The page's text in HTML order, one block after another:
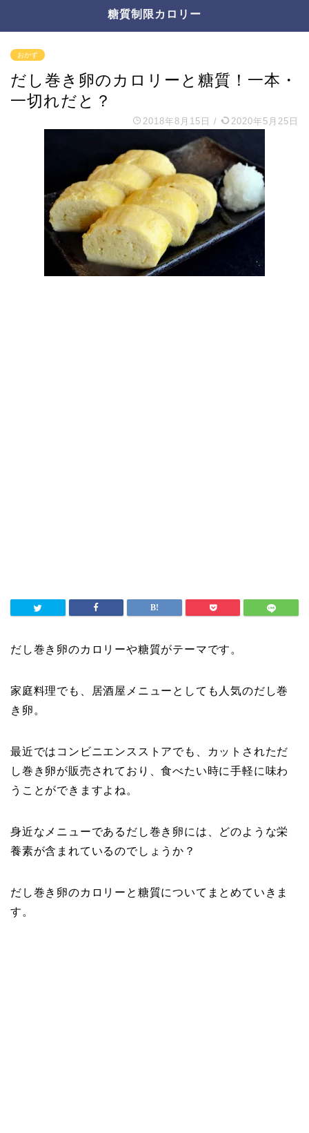
糖質制限カロリー
おかず
だし巻き卵のカロリーと糖質！一本・
一切れだと？
2018年8月15日 / 2020年5月25日
だし巻き卵のカロリーや糖質がテーマです。
家庭料理でも、居酒屋メニューとしても人気のだし巻
き卵。
最近ではコンビニエンスストアでも、カットされただ
し巻き卵が販売されており、食べたい時に手軽に味わ
うことができますよね。
身近なメニューであるだし巻き卵には、どのような栄
養素が含まれているのでしょうか？
だし巻き卵のカロリーと糖質についてまとめていきま
す。